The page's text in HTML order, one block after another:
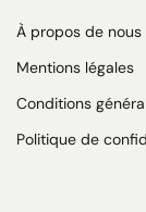
À propos de nous
Mentions légales
Conditions
Politique de